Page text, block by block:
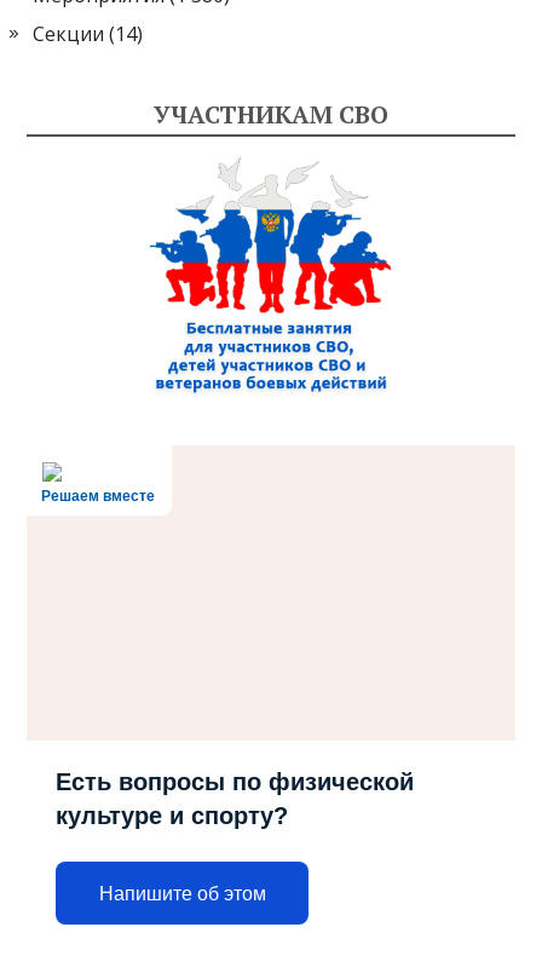
Секции (14)
УЧАСТНИКАМ СВО
Решаем вместе
Есть вопросы по физической
культуре и спорту?
Напишите об этом